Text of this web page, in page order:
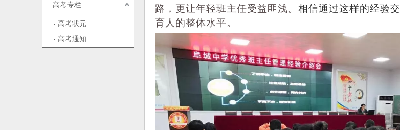
高考专栏
高考状元
高考通知
路，更让年轻班主任受益匪浅。 相信通过这样的经验
育人的整体水平。